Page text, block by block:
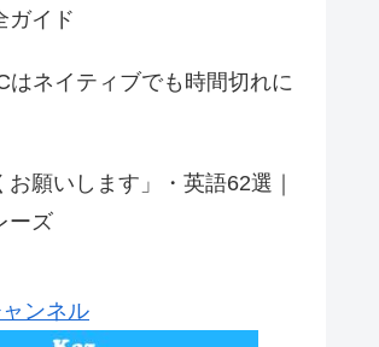
ガイド
はネイティブでも時間切れに
お願いします」・英語62選｜
ーズ
ンネル